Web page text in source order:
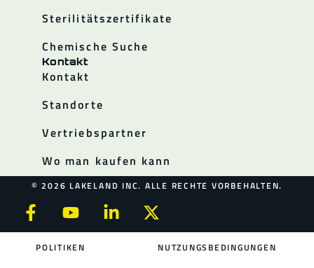
Sterilitätszertifikate
Chemische Suche
Kontakt
Kontakt
Standorte
Vertriebspartner
Wo man kaufen kann
© 2026 LAKELAND INC. ALLE RECHTE VORBEHALTEN.
POLITIKEN NUTZUNGSBEDINGUNGEN